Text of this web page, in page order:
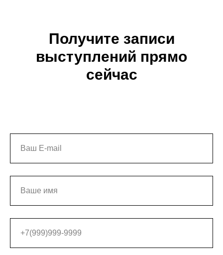
Получите записи
выступлений прямо
сейчас